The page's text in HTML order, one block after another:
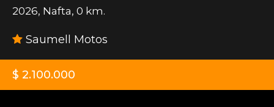
2026, Nafta, 0 km.
Saumell Motos
$ 2.100.000